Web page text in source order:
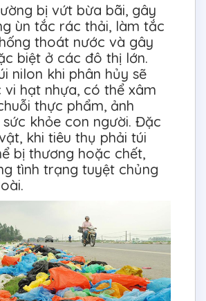
bị vứt bừa bãi, gây
ùn tắc rác thải, làm tắc
thoát nước và gây
biệt ở các đô thị lớn.
nilon khi phân hủy sẽ
vi hạt nhựa, có thể xâm
thực phẩm, ảnh
khỏe con người. Đặc
khi tiêu thụ phải túi
bị thương hoặc chết,
tình trạng tuyệt chủng